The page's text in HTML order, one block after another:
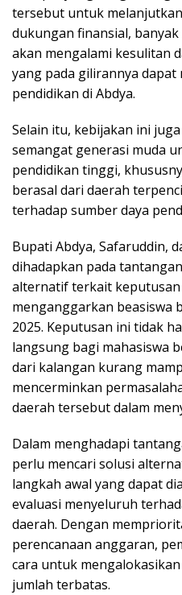
tersebut untuk
dukungan finansial,
akan mengalami kesulitan
yang pada gilirannya
pendidikan di Abdya.
Selain itu, kebijakan ini
semangat generasi muda
pendidikan tinggi,
berasal dari daerah
terhadap sumber daya
Bupati Abdya, Safaruddin,
dihadapkan pada
alternatif terkait keputusan
menganggarkan beasiswa
2025. Keputusan ini tidak
langsung bagi mahasiswa
dari kalangan kurang
mencerminkan
daerah tersebut dalam
Dalam menghadapi
perlu mencari solusi
langkah awal yang dapat
evaluasi menyeluruh
daerah. Dengan
perencanaan anggaran,
cara untuk
jumlah terbatas.